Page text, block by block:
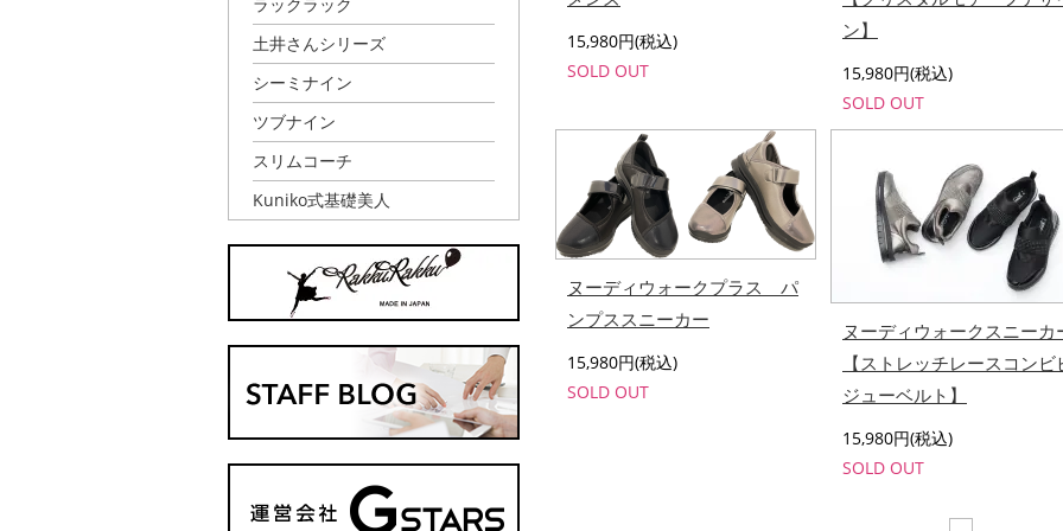
15,980円(税込)
SOLD OUT
ン】
15,980円(税込)
SOLD OUT
ヌーディウォークプラス パ
ンプススニーカー
15,980円(税込)
SOLD OUT
ヌーディウォークスニーカ
【ストレッチレースコンビ
ジューベルト】
15,980円(税込)
SOLD OUT
土井さんシリーズ
シーミナイン
ツブナイン
スリムコーチ
Kuniko式基礎美人